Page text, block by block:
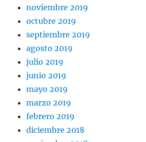
noviembre 2019
octubre 2019
septiembre 2019
agosto 2019
julio 2019
junio 2019
mayo 2019
marzo 2019
febrero 2019
diciembre 2018